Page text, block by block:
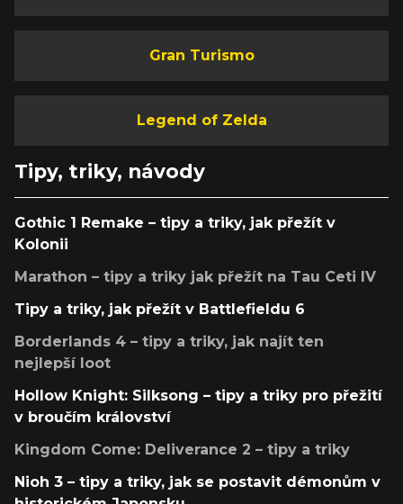
Gran Turismo
Legend of Zelda
Tipy, triky, návody
Gothic 1 Remake – tipy a triky, jak přežít v
Kolonii
Marathon – tipy a triky jak přežít na Tau Ceti IV
Tipy a triky, jak přežít v Battlefieldu 6
Borderlands 4 – tipy a triky, jak najít ten
nejlepší loot
Hollow Knight: Silksong – tipy a triky pro přežití
v broučím království
Kingdom Come: Deliverance 2 – tipy a triky
Nioh 3 – tipy a triky, jak se postavit démonům v